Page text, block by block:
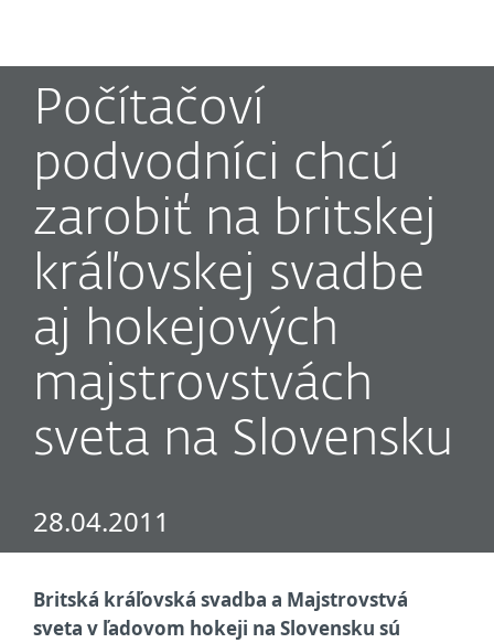
Počítačoví
podvodníci chcú
zarobiť na britskej
kráľovskej svadbe
aj hokejových
majstrovstvách
sveta na Slovensku
28.04.2011
Britská kráľovská svadba a Majstrovstvá
sveta v ľadovom hokeji na Slovensku sú